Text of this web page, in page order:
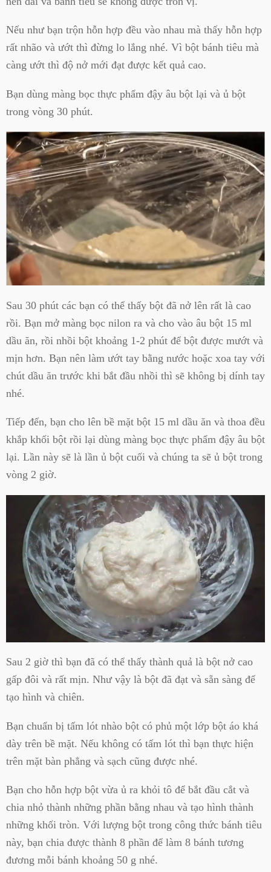
Nếu như bạn trộn hỗn hợp đều vào nhau mà thấy hỗn hợp
rất nhão và ướt thì đừng lo lắng nhé. Vì bột bánh tiêu mà
càng ướt thì độ nở mới đạt được kết quả cao.
Bạn dùng màng bọc thực phẩm đậy âu bột lại và ủ bột
trong vòng 30 phút.
Sau 30 phút các bạn có thể thấy bột đã nở lên rất là cao
rồi. Bạn mở màng bọc nilon ra và cho vào âu bột 15 ml
dầu ăn, rồi nhồi bột khoảng 1-2 phút để bột được mướt và
mịn hơn. Bạn nên làm ướt tay bằng nước hoặc xoa tay với
chút dầu ăn trước khi bắt đầu nhồi thì sẽ không bị dính tay
nhé.
Tiếp đến, bạn cho lên bề mặt bột 15 ml dầu ăn và thoa đều
khắp khối bột rồi lại dùng màng bọc thực phẩm đậy âu bột
lại. Lần này sẽ là lần ủ bột cuối và chúng ta sẽ ủ bột trong
vòng 2 giờ.
Sau 2 giờ thì bạn đã có thể thấy thành quả là bột nở cao
gấp đôi và rất mịn. Như vậy là bột đã đạt và sẵn sàng để
tạo hình và chiên.
Bạn chuẩn bị tấm lót nhào bột có phủ một lớp bột áo khá
dày trên bề mặt. Nếu không có tấm lót thì bạn thực hiện
trên mặt bàn phẳng và sạch cũng được nhé.
Bạn cho hỗn hợp bột vừa ủ ra khỏi tô để bắt đầu cắt và
chia nhỏ thành những phần bằng nhau và tạo hình thành
những khối tròn. Với lượng bột trong công thức bánh tiêu
này, bạn chia được thành 8 phần để làm 8 bánh tương
đương mỗi bánh khoảng 50 g nhé.